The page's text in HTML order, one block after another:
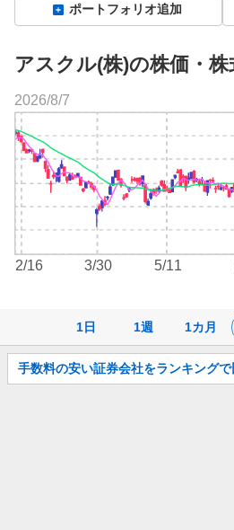
ポートフォリオ追加
アスクル(株)の株価・株
1日 1週 1カ月
2/16 3/30 5/11
2026/8/7
お
知
手数料の安い証券会社をランキングで